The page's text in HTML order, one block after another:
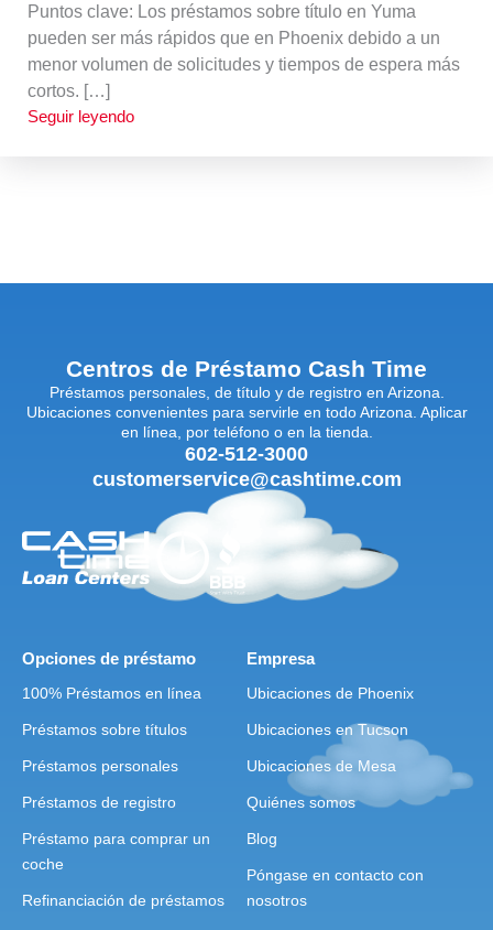
Puntos clave: Los préstamos sobre título en Yuma
pueden ser más rápidos que en Phoenix debido a un
menor volumen de solicitudes y tiempos de espera más
cortos. […]
Seguir leyendo
Centros de Préstamo Cash Time
Préstamos personales, de título y de registro en Arizona.
Ubicaciones convenientes para servirle en todo Arizona. Aplicar
en línea, por teléfono o en la tienda.
602-512-3000
customerservice@cashtime.com
Opciones de préstamo
100% Préstamos en línea
Préstamos sobre títulos
Préstamos personales
Préstamos de registro
Préstamo para comprar un
coche
Refinanciación de préstamos
Empresa
Ubicaciones de Phoenix
Ubicaciones en Tucson
Ubicaciones de Mesa
Quiénes somos
Blog
Póngase en contacto con
nosotros